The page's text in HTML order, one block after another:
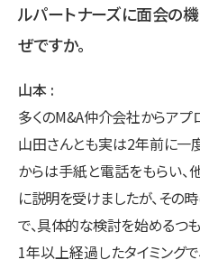
ルパートナーズに面会の
ぜですか。
山本
多くのM&A仲介会社からアプ
山田さんとも実は2年前に一
からは手紙と電話をもらい
に説明を受けましたが、その
で、具体的な検討を始めるつ
1年以上経過したタイミング